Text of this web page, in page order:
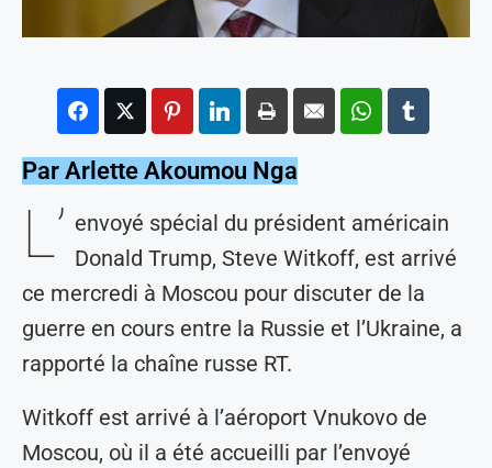
Par Arlette Akoumou Nga
L’ envoyé spécial du président américain
Donald Trump, Steve Witkoff, est arrivé
ce mercredi à Moscou pour discuter de la
guerre en cours entre la Russie et l’Ukraine, a
rapporté la chaîne russe RT.
Witkoff est arrivé à l’aéroport Vnukovo de
Moscou, où il a été accueilli par l’envoyé